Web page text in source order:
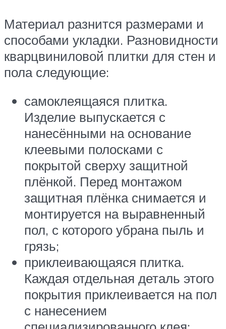
Материал разнится размерами и
способами укладки. Разновидности
кварцвиниловой плитки для стен и
пола следующие:
самоклеящаяся плитка.
Изделие выпускается с
нанесёнными на основание
клеевыми полосками с
покрытой сверху защитной
плёнкой. Перед монтажом
защитная плёнка снимается и
монтируется на выравненный
пол, с которого убрана пыль и
грязь;
приклеивающаяся плитка.
Каждая отдельная деталь этого
покрытия приклеивается на пол
с нанесением